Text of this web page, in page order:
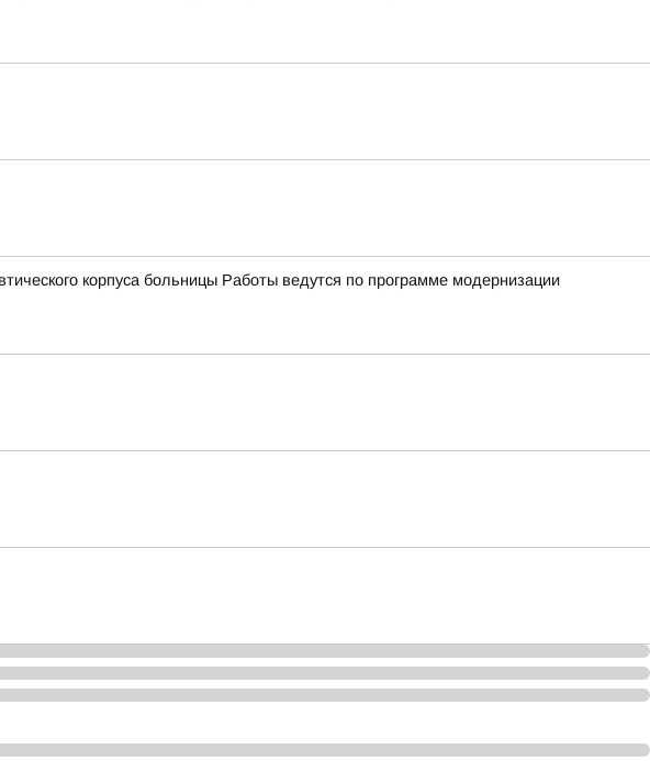
корпуса больницы Работы ведутся по программе модернизации